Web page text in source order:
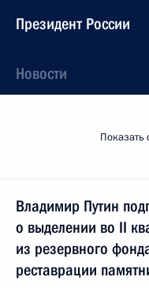
Президент России
Новости
Показать
Владимир Путин
о выделении во II
из резервного
реставрации